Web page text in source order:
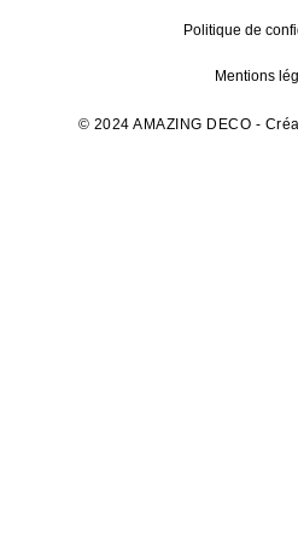
Politique de
Mentions
© 2024 AMAZING DECO -